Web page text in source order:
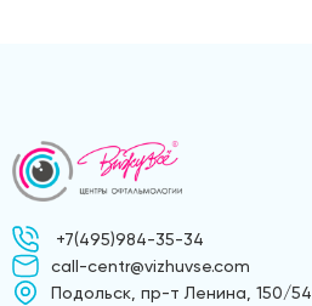
+7(495)984-35-34
call-centr@vizhuvse.com
Подольск, пр-т Ленина, 150/54